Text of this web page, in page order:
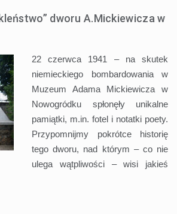
dworu A.Mickiewicza w
22 czerwca 1941 – na skutek
niemieckiego bombardowania w
Muzeum Adama Mickiewicza w
Nowogródku spłonęły unikalne
pamiątki, m.in. fotel i notatki poety.
Przypomnijmy pokrótce historię
tego dworu, nad którym – co nie
ulega wątpliwości – wisi jakieś